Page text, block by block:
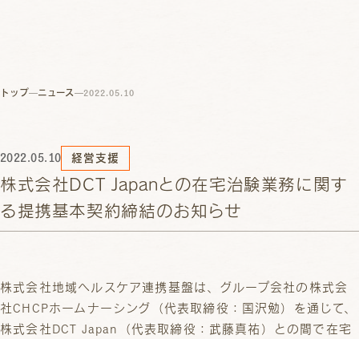
トップ ニュース 2022.05.10
2022.05.10 経営支援
株式会社DCT Japanとの在宅治験業務に関す
る提携基本契約締結のお知らせ
株式会社地域ヘルスケア連携基盤は、グループ会社の株式会
社CHCPホームナーシング（代表取締役：国沢勉）を通じて、
株式会社DCT Japan（代表取締役：武藤真祐）との間で在宅